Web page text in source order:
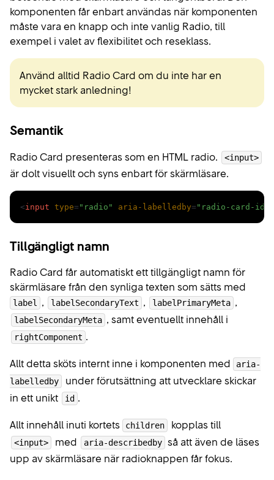
komponenten får enbart användas när komponenten
måste vara en knapp och inte vanlig Radio, till
exempel i valet av flexibilitet och reseklass.
Använd alltid Radio Card om du inte har en
mycket stark anledning!
Semantik
Radio Card presenteras som en HTML radio. <input>
är dolt visuellt och syns enbart för skärmläsare.
Kodexempel
<input type= "radio" aria-labelledby= "radio-card-id-
Tillgängligt namn
Radio Card får automatiskt ett tillgängligt namn för
skärmläsare från den synliga texten som sätts med
label , labelSecondaryText , labelPrimaryMeta ,
labelSecondaryMeta , samt eventuellt innehåll i
rightComponent .
Allt detta sköts internt inne i komponenten med
aria-
labelledby
under förutsättning att utvecklare skickar
in ett unikt
id .
Allt innehåll inuti kortets children kopplas till
<input> med aria-describedby så att även de läses
upp av skärmläsare när radioknappen får fokus.